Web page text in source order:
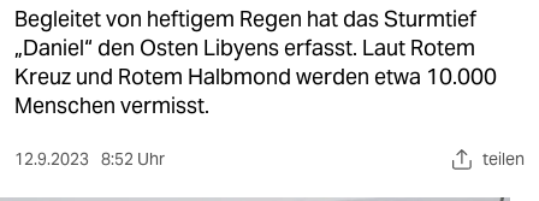
gesellschaft
kultur
sport
Begleitet von heftigem Regen hat das Sturmtief
„Daniel“ den Osten Libyens erfasst. Laut Rotem
Kreuz und Rotem Halbmond werden etwa 10.000
Menschen vermisst.
12.9.2023 8:52 Uhr teilen